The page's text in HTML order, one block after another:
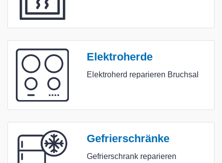
Elektroherde
Elektroherd reparieren Bruchsal
Gefrierschränke
Gefrierschrank reparieren